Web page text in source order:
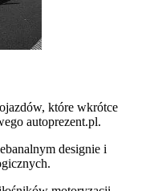
które wkrótce
autoprezent.pl.
designie i